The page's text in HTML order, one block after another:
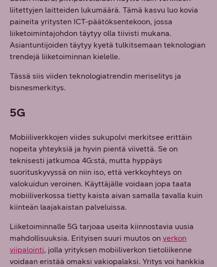
liitettyjen laitteiden lukumäärä. Tämä kasvu luo kovia
paineita yritysten ICT-päätöksentekoon, jossa
liiketoimintajohdon täytyy olla tiivisti mukana.
Asiantuntijoiden täytyy kyetä tulkitsemaan teknologian
trendejä liiketoiminnan kielelle.
Tässä siis viiden teknologiatrendin meriselitys ja
bisnesmerkitys.
5G
Mobiiliverkkojen viides sukupolvi merkitsee erittäin
nopeita yhteyksiä ja hyvin pientä viivettä. Se on
teknisesti jatkumoa 4G:stä, mutta hyppäys
suorituskyvyssä on niin iso, että verkkoyhteys on
valokuidun veroinen. Käyttäjälle voidaan jopa taata
mobiiliverkossa tietty kaista aivan samalla tavalla kuin
kiinteän laajakaistan palveluissa.
Liiketoiminnalle 5G tarjoaa useita kiinnostavia uusia
mahdollisuuksia. Erityisen suuri muutos on verkon
viipalointi, jolla yrityksen mobiiliverkon tietoliikenne
voidaan eristää omaksi vakiopalaksi. Yritys voi hankkia